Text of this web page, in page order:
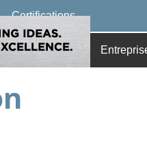
Certifications